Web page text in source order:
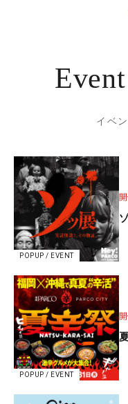
イベ
POPUP / EVENT
POPUP / EVENT